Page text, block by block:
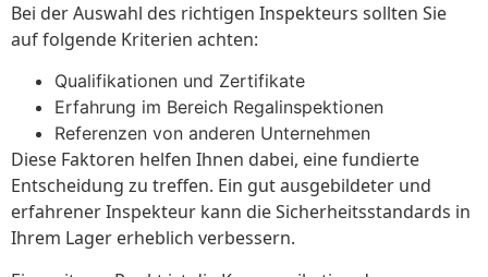
Bei der Auswahl des richtigen Inspekteurs sollten Sie
auf folgende Kriterien achten:
Qualifikationen und Zertifikate
Erfahrung im Bereich Regalinspektionen
Referenzen von anderen Unternehmen
Diese Faktoren helfen Ihnen dabei, eine fundierte
Entscheidung zu treffen. Ein gut ausgebildeter und
erfahrener Inspekteur kann die Sicherheitsstandards in
Ihrem Lager erheblich verbessern.